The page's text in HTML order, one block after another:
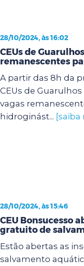
28/10/2024, às 16:02
CEUs de
remanescentes
A partir das 8h da
CEUs de
vagas
hidroginást... [saiba
28/10/2024, às 15:46
CEU Bonsucesso
gratuito de
Estão abertas as
salvamento